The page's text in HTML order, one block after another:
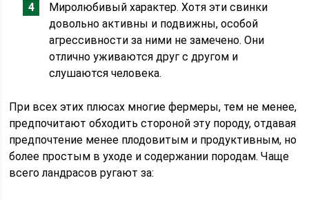
Миролюбивый характер. Хотя эти свинки
довольно активны и подвижны, особой
агрессивности за ними не замечено. Они
отлично уживаются друг с другом и
слушаются человека.
При всех этих плюсах многие фермеры, тем не менее,
предпочитают обходить стороной эту породу, отдавая
предпочтение менее плодовитым и продуктивным, но
более простым в уходе и содержании породам. Чаще
всего ландрасов ругают за: